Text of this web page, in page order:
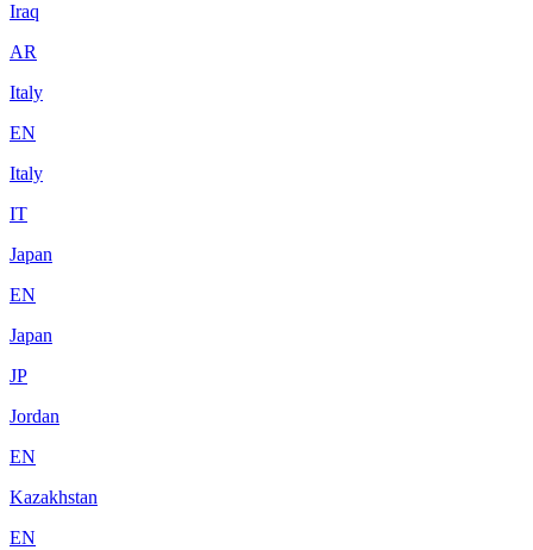
Iraq
AR
Italy
EN
Italy
IT
Japan
EN
Japan
JP
Jordan
EN
Kazakhstan
EN